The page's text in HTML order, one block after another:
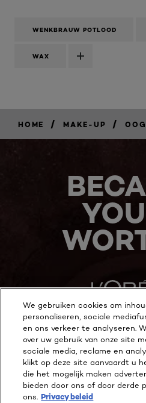
WENKBRAUW POTLOOD
WAX
HOME / MAKE-UP /
MEER ONTDEKKEN
ADDRESS
We gebruiken cookies om
personaliseren, sociale
en ons verkeer te analyseren.
over uw gebruik van onze site
sociale media, reclame en
klikt op deze site aanvaardt u
die het mogelijk maken
bieden door ons of door derde
ons. Privacy beleid